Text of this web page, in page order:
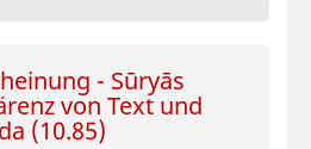
- Sūryās
von Text und
(10.85)